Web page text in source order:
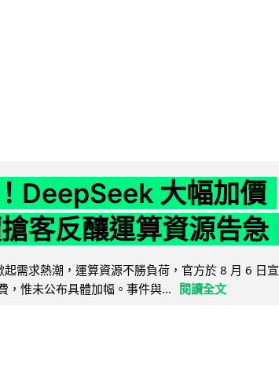
DeepSeek 大幅加價
客反釀運算資源告急
起需求熱潮，運算資源不勝負荷，官方於 8 月 6 日宣
，惟未公布具體加幅。事件與...
閱讀全文